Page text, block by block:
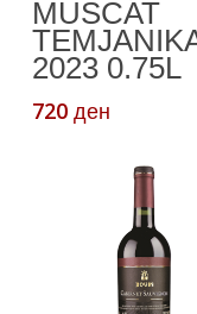
MUSCAT
2023 0.75L
720 ден